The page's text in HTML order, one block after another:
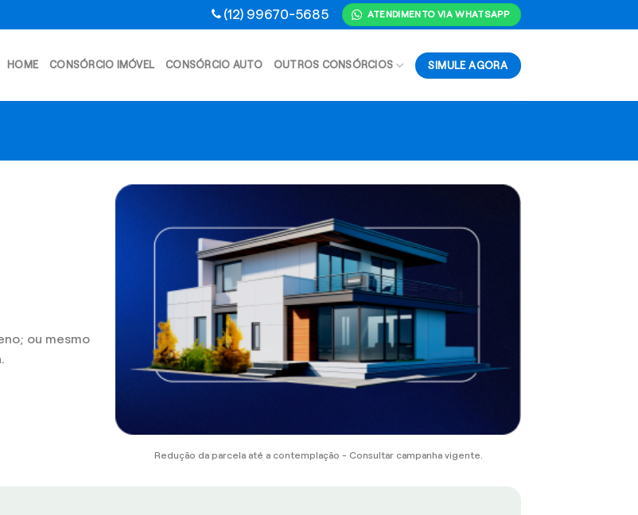
(12) 99670-5685 ATENDIMENTO VIA WHATSAPP
HOME CONSÓRCIO IMÓVEL CONSÓRCIO AUTO OUTROS CONSÓRCIOS SIMULE AGORA
ou mesmo
Redução da parcela até a contemplação - Consultar campanha vigente.